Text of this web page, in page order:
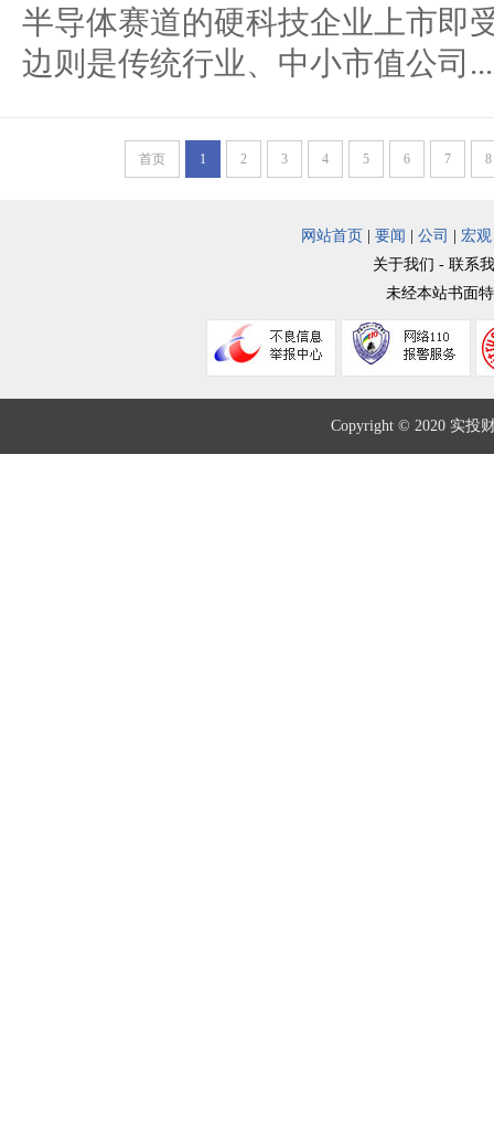
半导体赛道的硬科技企业上市即
边则是传统行业、中小市值公司...
首页 1 2 3 4 5 6 7 8
网站首页 要闻 公司 宏观
关于我们 - 联系
未经本站书面
Copyright © 2020 实投